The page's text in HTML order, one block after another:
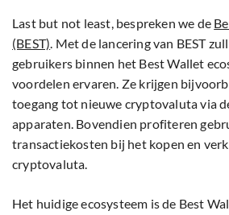
Last but not least, bespreken we de
(BEST). Met de lancering van BEST
gebruikers binnen het Best Wallet
voordelen ervaren. Ze krijgen
toegang tot nieuwe cryptovaluta via
apparaten. Bovendien profiteren
transactiekosten bij het kopen en
cryptovaluta.
Het huidige ecosysteem is de Best